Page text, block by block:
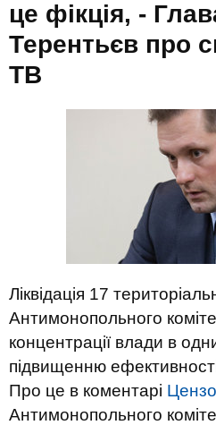
це фікція, -
Терентьєв про
ТВ
Ліквідація 17
Антимонопольного
концентрації влади в
підвищенню
Про це в коментарі
Антимонопольного